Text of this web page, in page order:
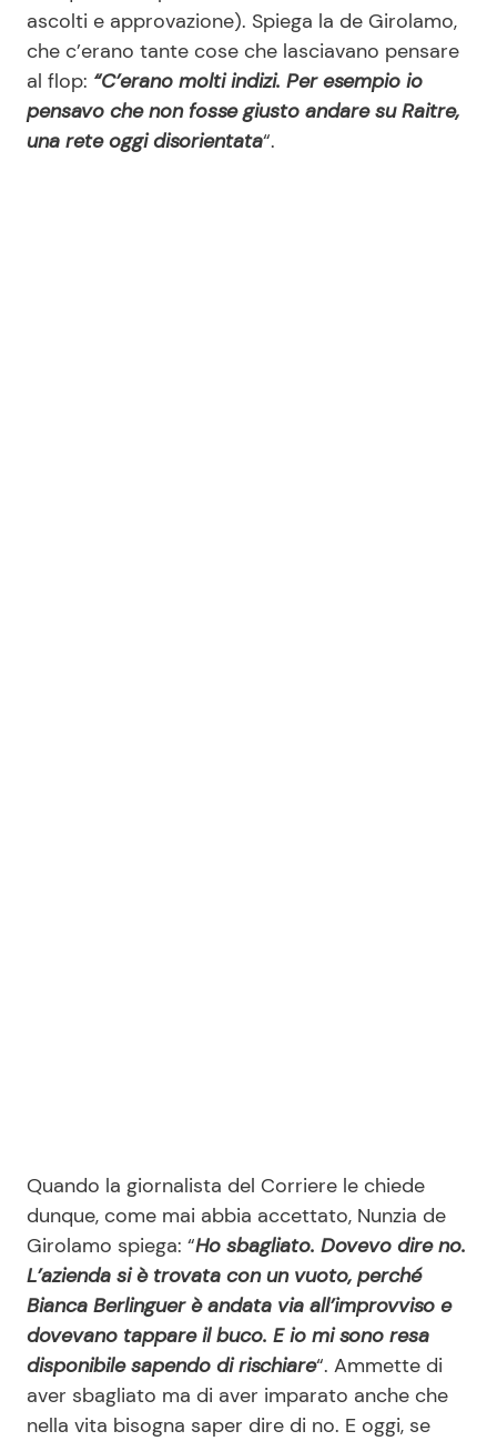
ascolti e approvazione). Spiega la de Girolamo,
che c’erano tante cose che lasciavano pensare
al flop: “C’erano molti indizi. Per esempio io
pensavo che non fosse giusto andare su Raitre,
una rete oggi disorientata“.
Quando la giornalista del Corriere le chiede
dunque, come mai abbia accettato, Nunzia de
Girolamo spiega: “Ho sbagliato. Dovevo dire no.
L’azienda si è trovata con un vuoto, perché
Bianca Berlinguer è andata via all’improvviso e
dovevano tappare il buco. E io mi sono resa
disponibile sapendo di rischiare“. Ammette di
aver sbagliato ma di aver imparato anche che
nella vita bisogna saper dire di no. E oggi, se